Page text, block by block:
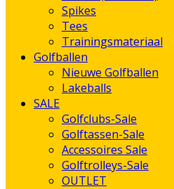
Spikes
Tees
Trainingsmateriaal
Golfballen
Nieuwe Golfballen
Lakeballs
SALE
Golfclubs-Sale
Golftassen-Sale
Accessoires Sale
Golftrolleys-Sale
OUTLET